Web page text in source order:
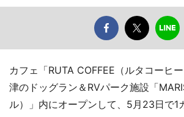
カフェ「RUTA COFFEE（ルタコーヒ
津のドッグラン＆RVパーク施設「
ル）」内にオープンして、5月23日で1